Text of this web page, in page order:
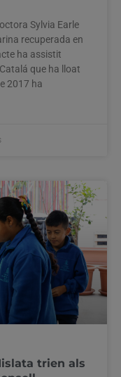
Sylvia Earle
recuperada en
ha assistit
que ha lloat
2017 ha
trien als